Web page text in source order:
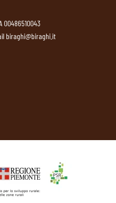
00486510043
biraghi@biraghi.it